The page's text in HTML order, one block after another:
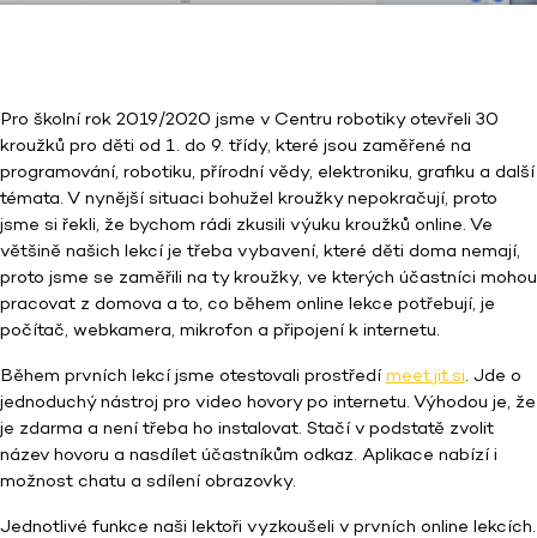
Pro školní rok 2019/2020 jsme v Centru robotiky otevřeli 30
kroužků pro děti od 1. do 9. třídy, které jsou zaměřené na
programování, robotiku, přírodní vědy, elektroniku, grafiku a další
témata. V nynější situaci bohužel kroužky nepokračují, proto
jsme si řekli, že bychom rádi zkusili výuku kroužků online. Ve
většině našich lekcí je třeba vybavení, které děti doma nemají,
proto jsme se zaměřili na ty kroužky, ve kterých účastníci mohou
pracovat z domova a to, co během online lekce potřebují, je
počítač, webkamera, mikrofon a připojení k internetu.
Během prvních lekcí jsme otestovali prostředí meet.jit.si. Jde o
jednoduchý nástroj pro video hovory po internetu. Výhodou je, že
je zdarma a není třeba ho instalovat. Stačí v podstatě zvolit
název hovoru a nasdílet účastníkům odkaz. Aplikace nabízí i
možnost chatu a sdílení obrazovky.
Jednotlivé funkce naši lektoři vyzkoušeli v prvních online lekcích.